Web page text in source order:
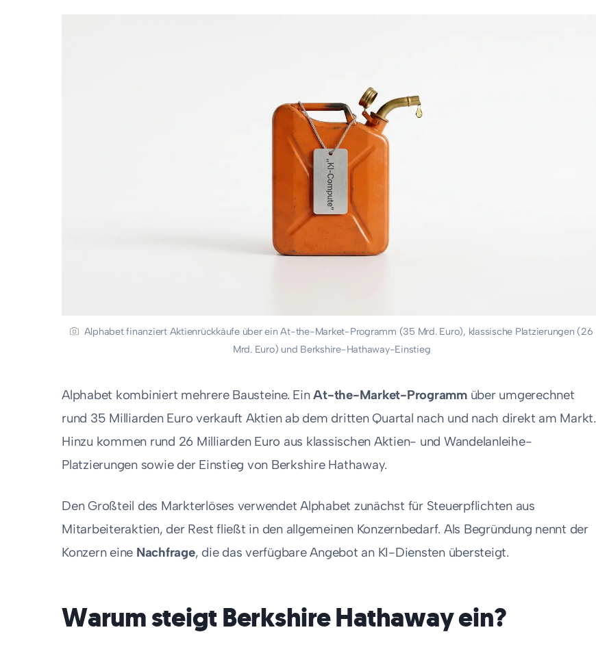
Alphabet finanziert Aktienrückkäufe über ein At-the-Market-Programm (35 Mrd. Euro), klassische Platzierungen (26
Mrd. Euro) und Berkshire-Hathaway-Einstieg
Alphabet kombiniert mehrere Bausteine. EinAt-the-Market-Programmüber umgerechnet
rund 35 Milliarden Euro verkauft Aktien ab dem dritten Quartal nach und nach direkt am Markt.
Hinzu kommen rund 26 Milliarden Euro aus klassischen Aktien- und Wandelanleihe-
Platzierungen sowie der Einstieg von Berkshire Hathaway.
Den Großteil des Markterlöses verwendet Alphabet zunächst für Steuerpflichten aus
Mitarbeiteraktien, der Rest fließt in den allgemeinen Konzernbedarf. Als Begründung nennt der
Konzern eine Nachfrage, die das verfügbare Angebot an KI-Diensten übersteigt.
Warum steigt Berkshire Hathaway ein?